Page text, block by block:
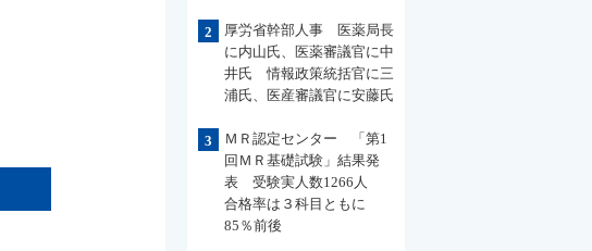
2
厚労省幹部人事 医薬局長
に内山氏、医薬審議官に中
井氏 情報政策統括官に三
浦氏、医産審議官に安藤氏
3
ＭＲ認定センター 「第1
回ＭＲ基礎試験」結果発
表 受験実人数1266人
合格率は３科目ともに
85％前後